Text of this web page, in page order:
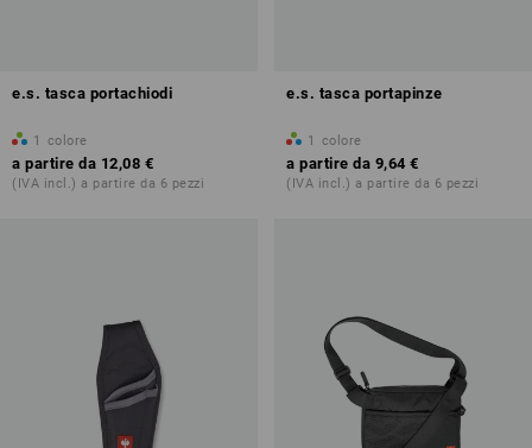
e.s. tasca portachiodi
1 colore
a partire da 12,08 €
(IVA incl.) a partire da 6 pezzi
e.s. tasca portapinze
1 colore
a partire da 9,64 €
(IVA incl.) a partire da 6 pezzi